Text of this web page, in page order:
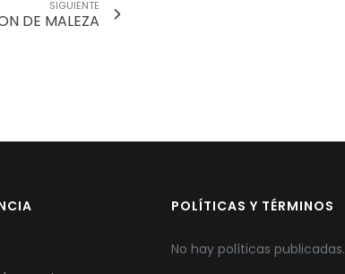
SIGUIENTE
DE MALEZA
POLÍTICAS Y TÉRMINOS
No hay políticas publicadas.